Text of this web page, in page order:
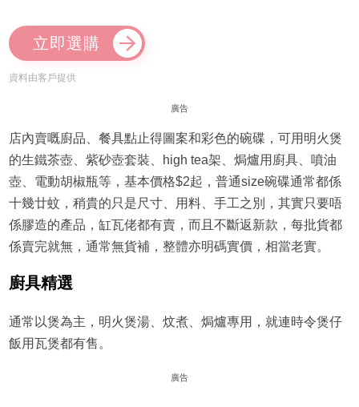
立即選購
資料由客戶提供
廣告
店內賣嘅廚品、餐具點止得圖案和彩色的碗碟，可用明火煲
的生鐵茶壺、紫砂壺套裝、high tea架、焗爐用廚具、噴油
壺、電動胡椒瓶等，基本價格$2起，普通size碗碟通常都係
十幾廿蚊，稍貴的只是尺寸、用料、手工之別，其實只要唔
係膠造的產品，缸瓦佬都有賣，而且不斷返新款，每批貨都
係賣完就無，通常無貨補，整體亦明碼實價，相當老實。
廚具精選
通常以煲為主，明火煲湯、炆煮、焗爐專用，就連時令煲仔
飯用瓦煲都有售。
廣告